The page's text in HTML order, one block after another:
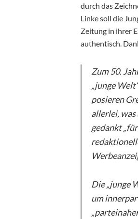
durch das
Linke soll die
Zeitung in ihrer
authentisch.
Zum 50.
„junge
posieren
allerlei, was
gedankt
Die „junge
um